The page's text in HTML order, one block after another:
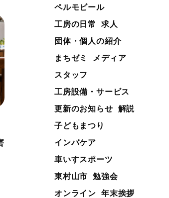
ペルモビール
工房の日常
求人
団体・個人の紹介
まちゼミ
メディア
スタッフ
工房設備・サービス
更新のお知らせ
解説
子どもまつり
インバケア
車いすスポーツ
東村山市
勉強会
オンライン
年末挨拶